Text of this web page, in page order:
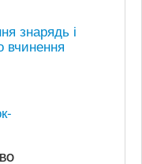
знарядь і
вчинення